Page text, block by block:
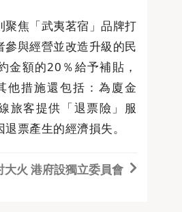
焦「武夷茗宿」品牌打
參與經營並改造升級的民
金額的20％給予補貼，
他措施還包括：為廈金
旅客提供「退票險」服
票產生的經濟損失。
大火 港府設獨立委員會